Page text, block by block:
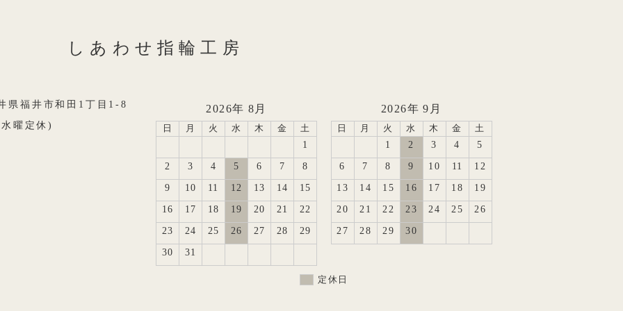
しあわせ指輪工房
県福井市和田1丁目1-8
曜定休)
2026年 8月
日 月 火 水 木 金 土
1
2 3 4 5 6 7 8
9 10 11 12 13 14 15
16 17 18 19 20 21 22
23 24 25 26 27 28 29
30 31
2026年 9月
日 月 火 水 木 金 土
1 2 3 4 5
6 7 8 9 10 11 12
13 14 15 16 17 18 19
20 21 22 23 24 25 26
27 28 29 30
定休日